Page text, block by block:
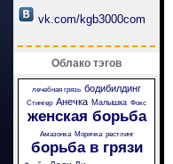
vk.com/kgb3000com
Облако тэгов
лечебная грязь бодибилдинг
Стингер Анечка Малышка Фокс
женская борьба
Амазонка Морячка рестлинг
борьба в грязи